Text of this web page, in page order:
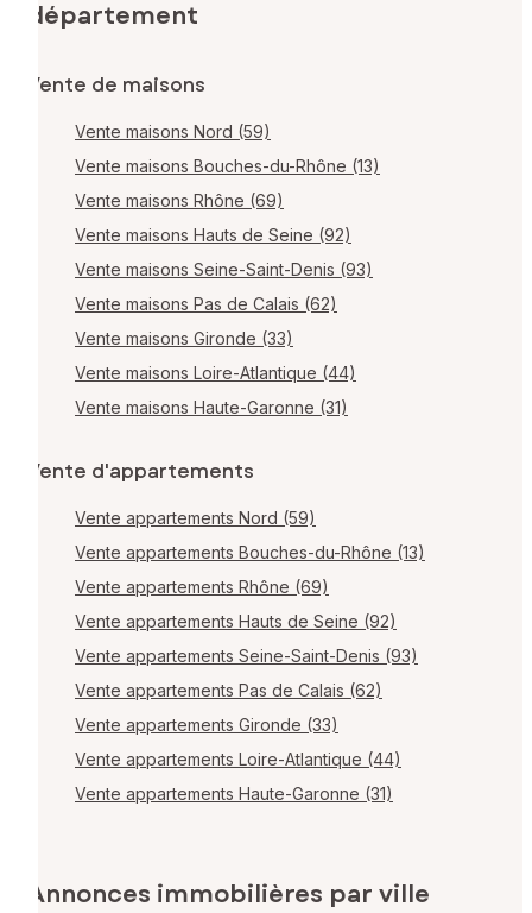
département
Vente de maisons
Vente maisons Nord (59)
Vente maisons Bouches-du-Rhône (13)
Vente maisons Rhône (69)
Vente maisons Hauts de Seine (92)
Vente maisons Seine-Saint-Denis (93)
Vente maisons Pas de Calais (62)
Vente maisons Gironde (33)
Vente maisons Loire-Atlantique (44)
Vente maisons Haute-Garonne (31)
Vente d'appartements
Vente appartements Nord (59)
Vente appartements Bouches-du-Rhône (13)
Vente appartements Rhône (69)
Vente appartements Hauts de Seine (92)
Vente appartements Seine-Saint-Denis (93)
Vente appartements Pas de Calais (62)
Vente appartements Gironde (33)
Vente appartements Loire-Atlantique (44)
Vente appartements Haute-Garonne (31)
Annonces immobilières par ville